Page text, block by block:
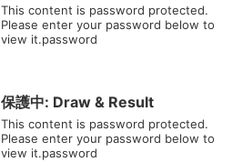
This content is password protected.
Please enter your password below to
view it.password
保護中: Draw & Result
This content is password protected.
Please enter your password below to
view it.password